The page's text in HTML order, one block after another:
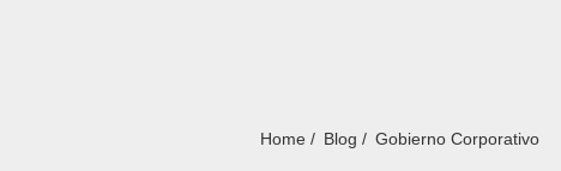
Home Blog Gobierno Corporativo